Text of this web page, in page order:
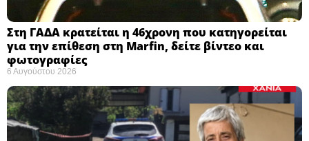
Στη ΓΑΔΑ κρατείται η 46χρονη που κατηγορείται
για την επίθεση στη Marfin, δείτε βίντεο και
φωτογραφίες
6 Αυγούστου 2026